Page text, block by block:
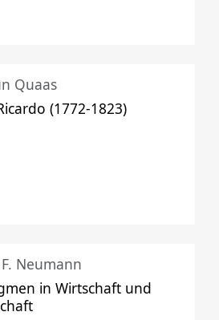
Quaas
(1772-1823)
Neumann
in Wirtschaft und